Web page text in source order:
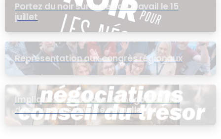
Portez du noir sur le lieu de travail le 15
juillet
Représentation aux congrès régionaux
Impliquez-vous dans les négociations
dans une assemblée virtuelle